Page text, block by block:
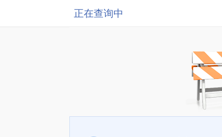
正在查询中